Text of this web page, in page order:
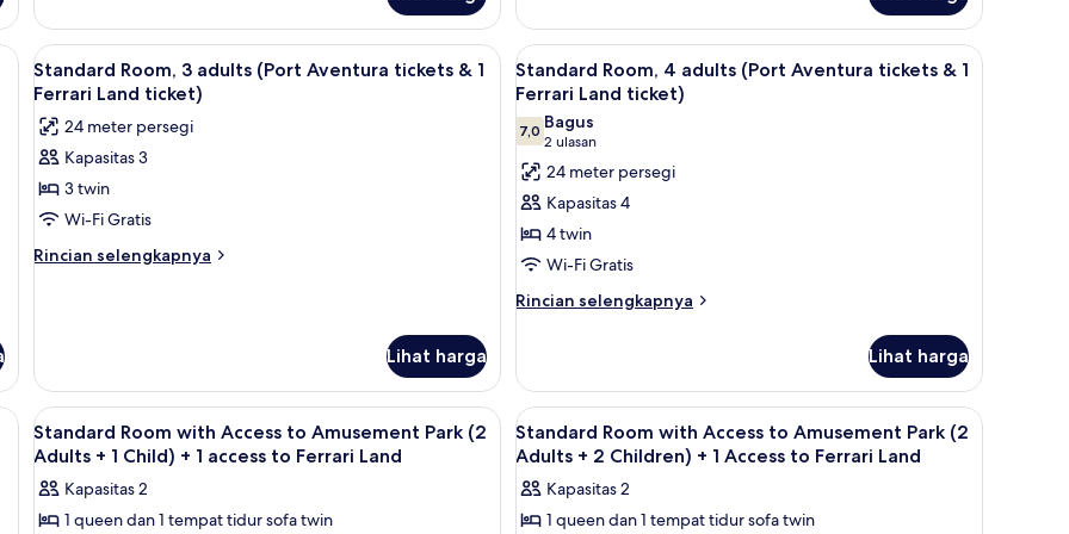
Kamar
Standar
(2+1//PortAventura+1
ticketFerrariLand)
(2+2//PortAventura+1
ticketFerrariLand)
ramah laptop
Lihat
semua
foto
untuk
Standard
Room,
3
adults
1
Ferrari
Land
ticket)
Brankas, meja kerja, dan ruang kerja ramah laptop
8
Standard Room, 3 adults (Port Aventura tickets & 1
Ferrari Land ticket)
24 meter persegi
Kapasitas 3
3 twin
Wi-Fi Gratis
Rincian selengkapnya
Rincian
3
adults
(Port
Aventura
tickets
&
Lihat harga
Lihat
semua
foto
untuk
Standard
Room,
4
adults
(Port
Aventura
1
Ferrari
Land
ticket)
Brankas, meja kerja, dan ruang kerja ramah
8
Standard Room, 4 adults (Port Aventura tickets & 1
Ferrari Land ticket)
7,07,0 dari 10
Bagus
2 ulasan
(2
ulasan)
24 meter persegi
Kapasitas 4
4 twin
Wi-Fi Gratis
Rincian selengkapnya
Rincian
Standard
Room,
4
adults
Aventura
tickets
Lihat harga
ramah laptop
Lihat
semua
foto
untuk
Standard
Brankas, meja kerja, dan ruang kerja ramah laptop
4
Standard Room with Access to Amusement Park (2
Adults + 1 Child) + 1 access to Ferrari Land
Kapasitas 2
1 queen dan 1 tempat tidur sofa twin
Lihat
semua
foto
untuk
Standard
Brankas, meja kerja, dan ruang kerja ramah
4
Standard Room with Access to Amusement Park (2
Adults + 2 Children) + 1 Access to Ferrari Land
Kapasitas 2
1 queen dan 1 tempat tidur sofa twin